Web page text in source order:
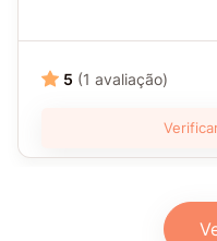
5 (1 avaliação)